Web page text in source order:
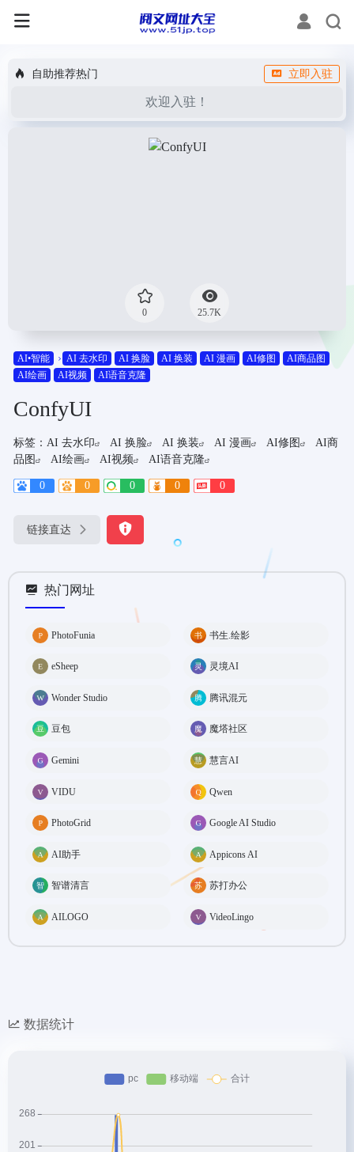
自助推荐热门 立即入驻
欢迎入驻！
0 25.7K
AI•智能 AI 去水印 AI 换脸 AI 换装 AI 漫画 AI修图
AI商品图
AI绘画
AI视频 AI语音克隆
ConfyUI
标签： AI 去水印 AI 换脸 AI 换装 AI 漫画 AI修图
AI商
品图
AI绘画 AI视频 AI语音克隆
0 0 0 0 0
链接直达
热门网址
PhotoFunia 书生.绘影
eSheep 灵境AI
Wonder Studio 腾讯混元
豆包 魔塔社区
Gemini 慧言AI
VIDU Qwen
PhotoGrid Google AI Studio
AI助手 Appicons AI
智谱清言 苏打办公
AILOGO VideoLingo
数据统计